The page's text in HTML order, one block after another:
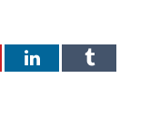
LinkedInTumblr